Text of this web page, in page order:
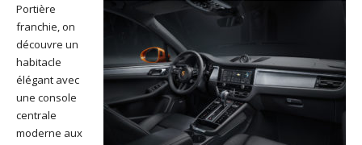
Portière
franchie, on
découvre un
habitacle
élégant avec
une console
centrale
moderne aux